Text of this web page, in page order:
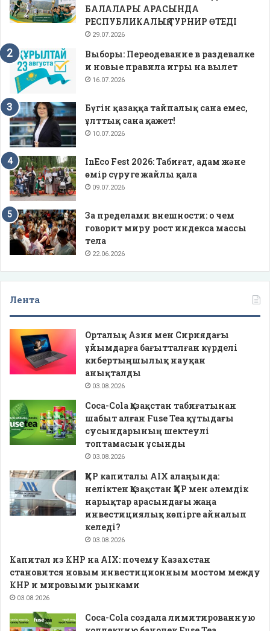
БАЛАЛАРЫ АРАСЫНДА
РЕСПУБЛИКАЛЫҚ ТУРНИР ӨТЕДІ
29.07.2026
Выборы: Переодевание в раздевалке
и новые правила игры на вылет
16.07.2026
Бүгін қазаққа тайпалық сана емес,
ұлттық сана қажет!
10.07.2026
InEco Fest 2026: Табиғат, адам және
өмір сүруге жайлы қала
09.07.2026
За пределами внешности: о чем
говорит миру рост индекса массы
тела
22.06.2026
Лента
Орталық Азия мен Сириядағы
ұйымдарға бағытталған күрделі
кибертыңшылық науқан
анықталды
03.08.2026
Coca-Cola Қазақстан табиғатынан
шабыт алған Fuse Tea құтыдағы
сусындарының шектеулі
топтамасын ұсынды
03.08.2026
ҚХР капиталы AIX алаңында:
неліктен Қазақстан ҚХР мен әлемдік
нарықтар арасындағы жаңа
инвестициялық көпірге айналып
келеді?
03.08.2026
Капитал из КНР на AIX: почему Казахстан
становится новым инвестиционным мостом между
КНР и мировыми рынками
03.08.2026
Coca-Cola создала лимитированную